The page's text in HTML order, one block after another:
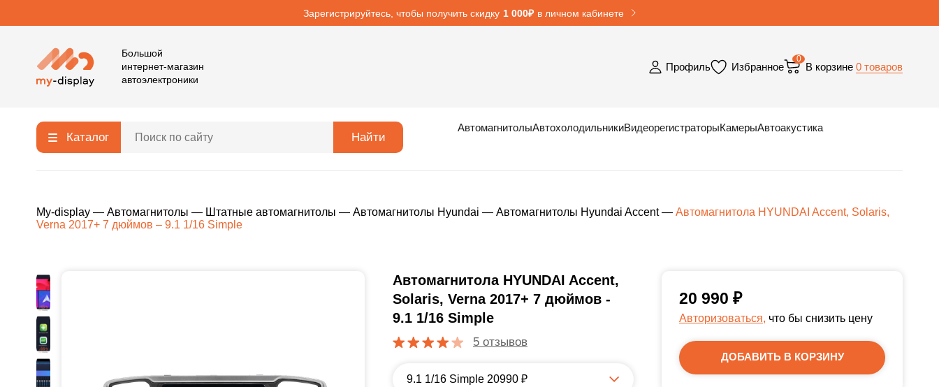
Зарегистрируйтесь, чтобы получить скидку 1 000₽ в личном кабинете
Большой
интернет-магазин
автоэлектроники
Профиль Избранное
0
В корзине 0 товаров
Каталог Найти
АвтомагнитолыАвтохолодильникиВидеорегистраторыКамерыАвтоакустика
My-display — Автомагнитолы — Штатные автомагнитолы — Автомагнитолы Hyundai — Автомагнитолы Hyundai Accent— Автомагнитола HYUNDAI Accent, Solaris,
Verna 2017+ 7 дюймов – 9.1 1/16 Simple
Автомагнитола HYUNDAI Accent,
Solaris, Verna 2017+ 7 дюймов -
9.1 1/16 Simple
5 отзывов
9.1 1/16 Simple 20990 ₽
20 990 ₽
Авторизоваться, что бы снизить цену
ДОБАВИТЬ В КОРЗИНУ